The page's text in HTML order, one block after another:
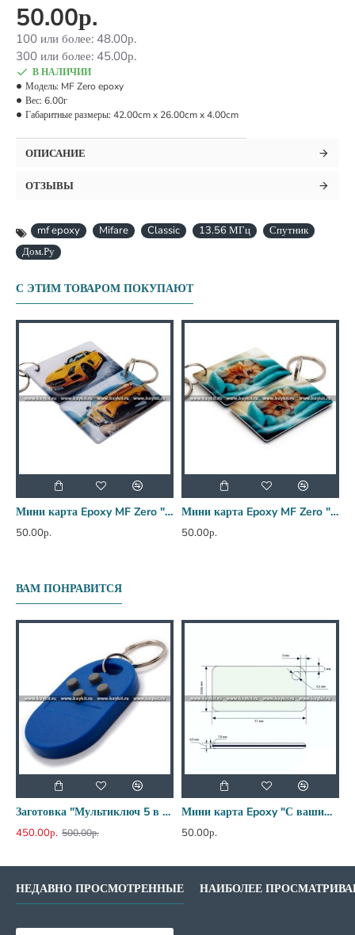
50.00р.
100 или более: 48.00р.
300 или более: 45.00р.
В НАЛИЧИИ
Модель: MF Zero epoxy
Вес: 6.00г
Габаритные размеры: 42.00cm x 26.00cm x 4.00cm
ОПИСАНИЕ
ОТЗЫВЫ
mf epoxy Mifare Classic 13.56 МГц
Спутник
Дом.Ру
С ЭТИМ ТОВАРОМ ПОКУПАЮТ
Мини карта Epoxy MF Zero "Мерседес" 50*30 мм
50.00р.
Мини карта Epoxy MF Zero "Котенок под пледом" 42*26мм
50.00р.
ВАМ ПОНРАВИТСЯ
Заготовка "Мультиключ 5 в 1" RFID + MF Zero
450.00р. 500.00р.
Мини карта Epoxy "С вашим логотипом"
50.00р.
НЕДАВНО ПРОСМОТРЕННЫЕ НАИБОЛЕЕ